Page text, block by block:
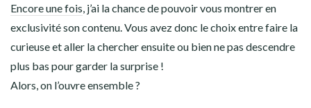
Encore une fois, j’ai la chance de pouvoir vous montrer en
exclusivité son contenu. Vous avez donc le choix entre faire la
curieuse et aller la chercher ensuite ou bien ne pas descendre
plus bas pour garder la surprise !
Alors, on l’ouvre ensemble ?